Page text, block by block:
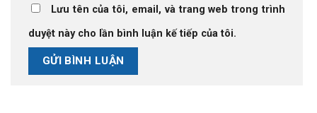
Lưu tên của tôi, email, và trang web trong trình
duyệt này cho lần bình luận kế tiếp của tôi.